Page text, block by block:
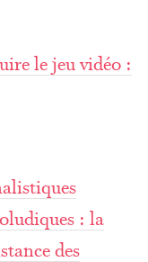
le jeu vidéo :
: la
des